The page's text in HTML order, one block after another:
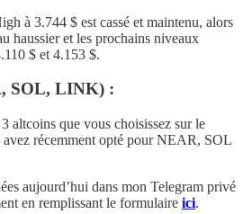
à 3.744 $ est cassé et maintenu, alors
haussier et les prochains niveaux
$ et 4.153 $.
SOL, LINK) :
altcoins que vous choisissez sur le
avez récemment opté pour NEAR, SOL
aujourd’hui dans mon Telegram privé
en remplissant le formulaire ici.